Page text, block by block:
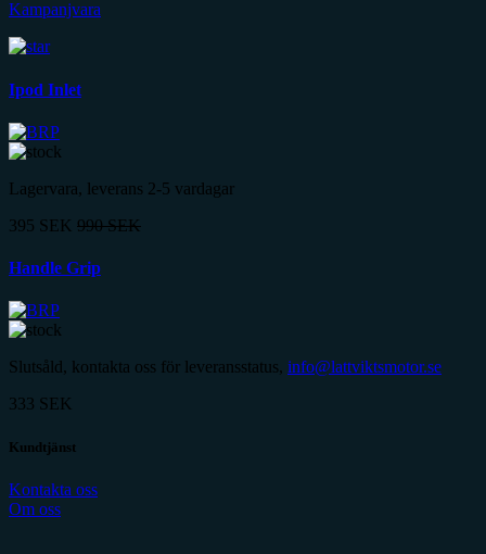
Kampanjvara
Ipod Inlet
Lagervara, leverans 2-5 vardagar
395 SEK 990 SEK
Handle Grip
Slutsåld, kontakta oss för leveransstatus, info@lattviktsmotor.se
333 SEK
Kundtjänst
Kontakta oss
Om oss